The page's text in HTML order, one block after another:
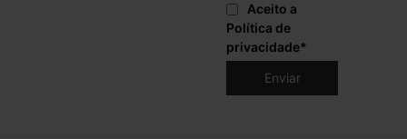
Aceito a
Política de
privacidade*